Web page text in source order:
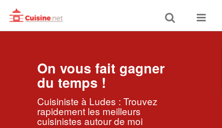
Toggle
search
Toggle
On vous fait gagner
du temps !
Cuisiniste à Ludes : Trouvez
rapidement les meilleurs
cuisinistes autour de moi